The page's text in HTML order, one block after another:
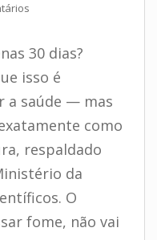
30 dias?
isso é
a saúde — mas
como
respaldado
da
O
fome, não vai